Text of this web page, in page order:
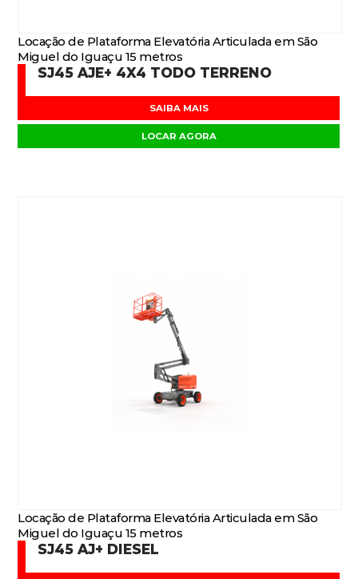
Locação de Plataforma Elevatória Articulada em São
Miguel do Iguaçu 15 metros
SJ45 AJE+ 4X4 TODO TERRENO
SAIBA MAIS
LOCAR AGORA
Locação de Plataforma Elevatória Articulada em São
Miguel do Iguaçu 15 metros
SJ45 AJ+ DIESEL